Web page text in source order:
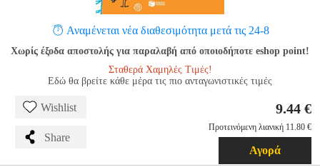
Αναμένεται νέα διαθεσιμότητα μετά τις 24-8
Χωρίς έξοδα αποστολής για παραλαβή από οποιοδήποτε eshop point!
Σταθερά Χαμηλές Τιμές!
Εδώ θα βρείτε κάθε μέρα τις πιο ανταγωνιστικές τιμές
Wishlist
Share
9.44 €
Προτεινόμενη λιανική 11.80 €
Αγορά